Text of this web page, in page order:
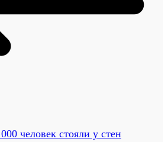
человек стояли у стен